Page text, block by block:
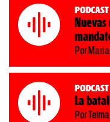
Podcast
Por
Podcast
La
Por